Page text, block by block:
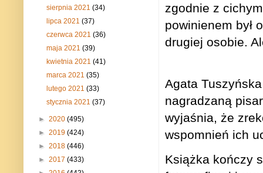
zgodnie z
powinienem był
drugiej osobie.
Agata
nagradzaną
wyjaśnia, że
wspomnień ich
Książka kończy
sierpnia 2021(34)
lipca 2021(37)
czerwca 2021(36)
maja 2021(39)
kwietnia 2021(41)
marca 2021(35)
lutego 2021(33)
stycznia 2021(37)
► 2020 (495)
► 2019 (424)
► 2018 (446)
► 2017 (433)